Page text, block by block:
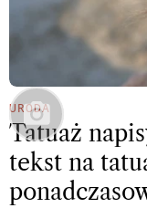
URODA
Tatuaż
tekst na